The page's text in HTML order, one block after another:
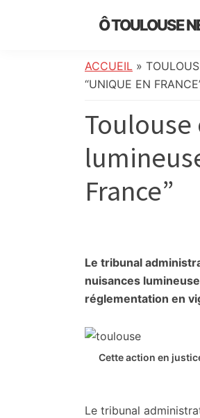
Ô TOULOUSE
de
l’actualité
info
locale,
société,
culture,
politique,
divers
et
initiatives
ACCUEIL »
“UNIQUE EN
France”
Le tribunal
nuisances
réglementation en
Cette action en
Le tribunal